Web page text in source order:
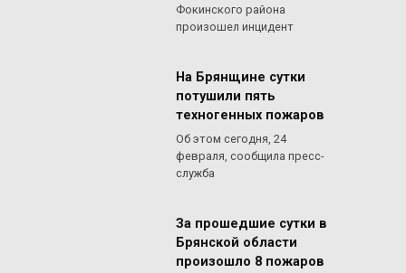
Фокинского района
произошел инцидент
На Брянщине сутки
потушили пять
техногенных пожаров
Об этом сегодня, 24
февраля, сообщила пресс-
служба
За прошедшие сутки в
Брянской области
произошло 8 пожаров